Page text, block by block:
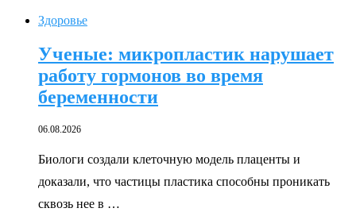
Здоровье
Ученые: микропластик нарушает
работу гормонов во время
беременности
06.08.2026
Биологи создали клеточную модель плаценты и
доказали, что частицы пластика способны проникать
сквозь нее в …